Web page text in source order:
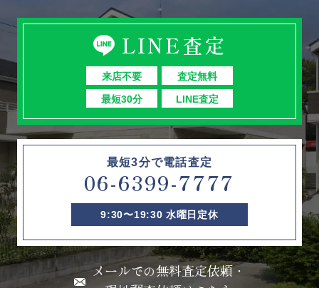
LINE査定
来店不要
査定無料
最短30分
LINE査定
最短3分で電話査定
06-6399-7777
9:30〜19:30 水曜日定休
メールでの無料査定依頼・